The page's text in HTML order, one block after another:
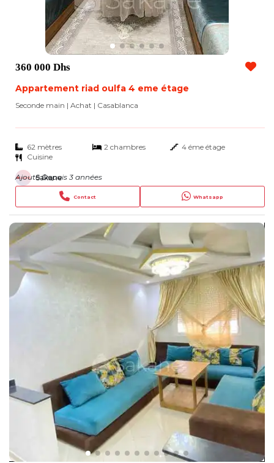
360 000 Dhs
Appartement riad oulfa 4 eme étage
Seconde main | Achat | Casablanca
62 mètres 2 chambres
4 éme étage
Cuisine
Sakane
Contact Whatsapp
Ajouté Depuis 3 années